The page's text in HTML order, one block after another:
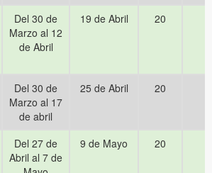
Del 30 de
Marzo al 12
de Abril
19 de Abril 20
Del 30 de
Marzo al 17
de abril
25 de Abril 20
Del 27 de
Abril al 7 de
9 de Mayo 20